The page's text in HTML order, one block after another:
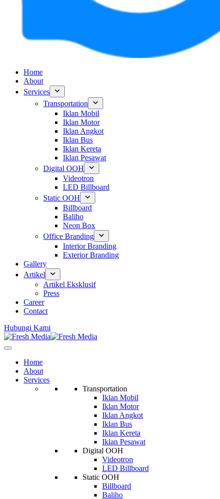
Home
About
Services
Transportation
Iklan Mobil
Iklan Motor
Iklan Angkot
Iklan Bus
Iklan Kereta
Iklan Pesawat
Digital OOH
Videotron
LED Billboard
Static OOH
Billboard
Baliho
Neon Box
Office Branding
Interior Branding
Exterior Branding
Gallery
Artikel
Artikel Eksklusif
Press
Career
Contact
Hubungi Kami
Home
About
Services
Transportation
Iklan Mobil
Iklan Motor
Iklan Angkot
Iklan Bus
Iklan Kereta
Iklan Pesawat
Digital OOH
Videotron
LED Billboard
Static OOH
Billboard
Baliho